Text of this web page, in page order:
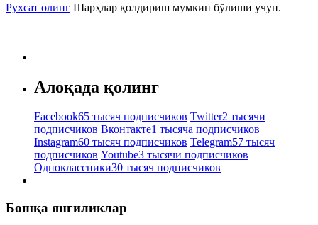
Рухсат олинг Шарҳлар қолдириш мумкин бўлиши учун.
Алоқада қолинг
Facebook65 тысяч подписчиков Twitter2 тысячи
подписчиков Вконтакте1 тысяча подписчиков
Instagram60 тысяч подписчиков Telegram57 тысяч
подписчиков Youtube3 тысячи подписчиков
Одноклассники30 тысяч подписчиков
Бошқа янгиликлар